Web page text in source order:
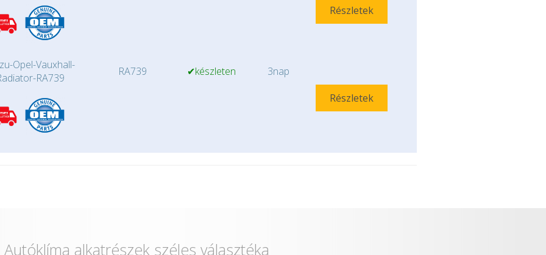
Részletek
Opel-Vauxhall-
RA739
RA739 ✔készleten
3nap
Részletek
Autóklíma alkatrészek széles választéka